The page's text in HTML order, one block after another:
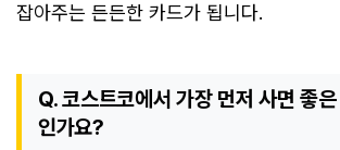
잡아주는 든든한 카드가 됩니다.
Q. 코스트코에서 가장 먼저 사면 좋
인가요?